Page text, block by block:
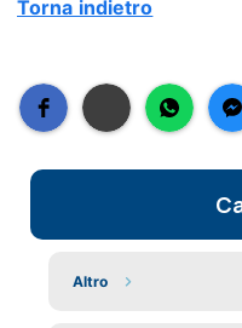
Torna indietro
Altro